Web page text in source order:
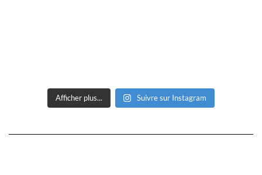
Afficher plus... Suivre sur Instagram